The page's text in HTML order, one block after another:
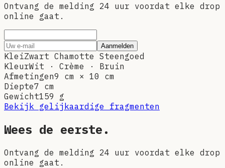
Ontvang de melding 24 uur voordat elke drop
online gaat.
Aanmelden
KleiZwart Chamotte Steengoed
KleurWit · Crème · Bruin
Afmetingen9 cm × 10 cm
Diepte7 cm
Gewicht159 g
Bekijk gelijkaardige fragmenten
Wees de eerste.
Ontvang de melding 24 uur voordat elke drop
online gaat.